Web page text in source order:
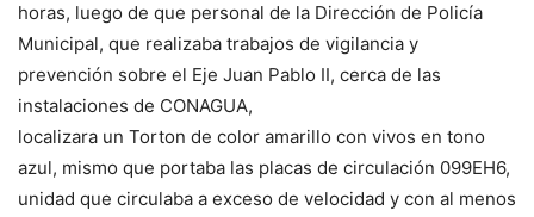
horas, luego de que personal de la Dirección de Policía
Municipal, que realizaba trabajos de vigilancia y
prevención sobre el Eje Juan Pablo II, cerca de las
instalaciones de CONAGUA,
localizara un Torton de color amarillo con vivos en tono
azul, mismo que portaba las placas de circulación 099EH6,
unidad que circulaba a exceso de velocidad y con al menos